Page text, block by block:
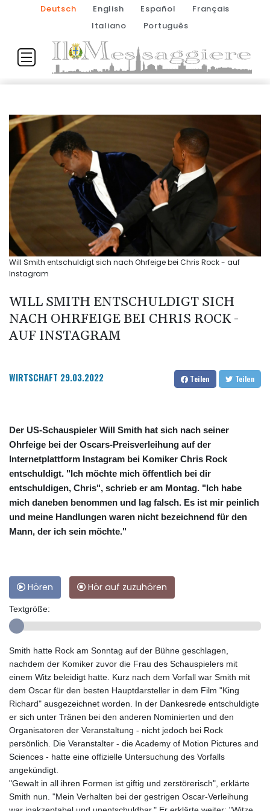
Deutsch English Español
Français
Italiano
Português
Will Smith entschuldigt sich nach Ohrfeige bei Chris Rock - auf
Instagram
WILL SMITH ENTSCHULDIGT SICH
NACH OHRFEIGE BEI CHRIS ROCK -
AUF INSTAGRAM
WIRTSCHAFT 29.03.2022 Teilen Teilen
Der US-Schauspieler Will Smith hat sich nach seiner
Ohrfeige bei der Oscars-Preisverleihung auf der
Internetplattform Instagram bei Komiker Chris Rock
entschuldigt. "Ich möchte mich öffentlich bei dir
entschuldigen, Chris", schrieb er am Montag. "Ich habe
mich daneben benommen und lag falsch. Es ist mir peinlich
und meine Handlungen waren nicht bezeichnend für den
Mann, der ich sein möchte."
Hören Hör auf zuzuhören
Textgröße:
Smith hatte Rock am Sonntag auf der Bühne geschlagen,
nachdem der Komiker zuvor die Frau des Schauspielers mit
einem Witz beleidigt hatte. Kurz nach dem Vorfall war Smith mit
dem Oscar für den besten Hauptdarsteller in dem Film "King
Richard" ausgezeichnet worden. In der Dankesrede entschuldigte
er sich unter Tränen bei den anderen Nominierten und den
Organisatoren der Veranstaltung - nicht jedoch bei Rock
persönlich. Die Veranstalter - die Academy of Motion Pictures and
Sciences - hatte eine offizielle Untersuchung des Vorfalls
angekündigt.
"Gewalt in all ihren Formen ist giftig und zerstörerisch", erklärte
Smith nun. "Mein Verhalten bei der gestrigen Oscar-Verleihung